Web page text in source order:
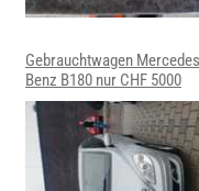
Gebrauchtwagen
Benz B180 nur CHF 5000